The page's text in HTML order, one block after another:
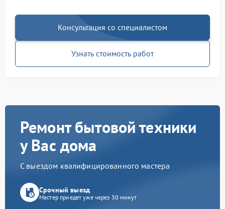
Консультация со специалистом
Узнать стоимость работ
Ремонт бытовой техники
у Вас дома
С выездом квалифицированного мастера
Срочный выезд
Мастер приедет уже через 30 минут